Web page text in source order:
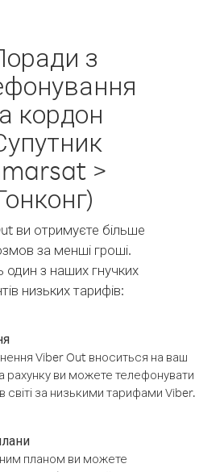
з
кордон
>
ви отримуєте більше
за менші гроші.
один з наших гнучких
низьких тарифів:
Viber Out вноситься на ваш
рахунку ви можете телефонувати
світі за низькими тарифами Viber.
планом ви можете